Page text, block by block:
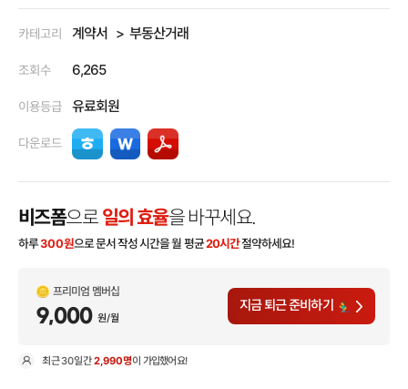
카테고리 계약서 부동산거래
조회수 6,265
이용등급 유료회원
다운로드
비즈폼으로 일의 효율을 바꾸세요.
하루300원으로 문서 작성 시간을 월 평균20시간절약하세요!
프리미엄 멤버십
9,000 원/월
지금 퇴근 준비하기
최근30일간2,990명이 가입했어요!